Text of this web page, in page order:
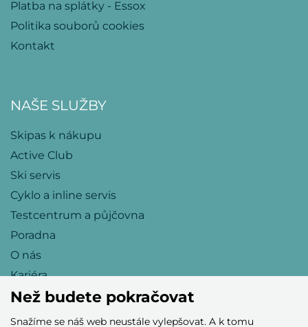
Platba na splátky - Essox
Politika souborů cookies
Kontakt
NAŠE SLUŽBY
Skipas k nákupu
Active Club
Ski servis
Cyklo a inline servis
Testcentrum a půjčovna
Poradna
O nás
Kariéra
Než budete pokračovat
Snažíme se náš web neustále vylepšovat. A k tomu